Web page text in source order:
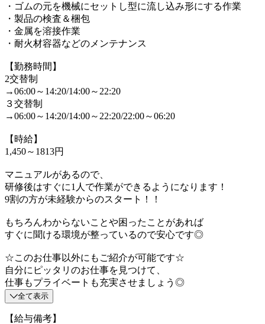
・ゴムの元を機械にセットし型に流し込み形にする作業
・製品の検査＆梱包
・金属を溶接作業
・耐火材容器などのメンテナンス
【勤務時間】
2交替制
→06:00～14:20/14:00～22:20
３交替制
→06:00～14:20/14:00～22:20/22:00～06:20
【時給】
1,450～1813円
マニュアルがあるので、
研修後はすぐに1人で作業ができるようになります！
9割の方が未経験からのスタート！！
もちろんわからないことや困ったことがあれば
すぐに聞ける環境が整っているので安心です◎
☆このお仕事以外にもご紹介が可能です☆
自分にピッタリのお仕事を見つけて、
仕事もプライベートも充実させましょう◎
全て表示
【給与備考】